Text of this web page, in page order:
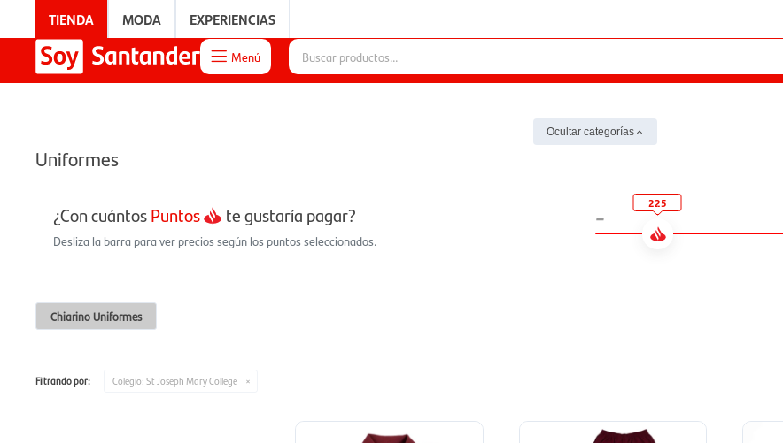
TIENDA MODA EXPERIENCIAS
 Menú
Ocultar categorías
Uniformes
¿Con cuántosPuntos te gustaría pagar?
Desliza la barra para ver precios según los puntos seleccionados.
- 225
Chiarino Uniformes
Filtrando por: Colegio: St Joseph Mary College